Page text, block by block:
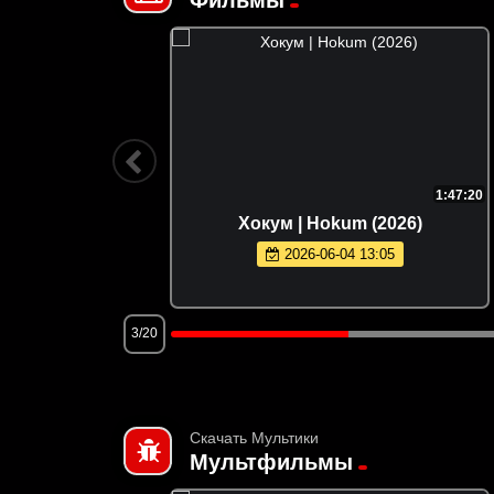
1:47:20
Хокум | Hokum (2026)
2026-06-04 13:05
3/20
Скачать Мультики
Мультфильмы